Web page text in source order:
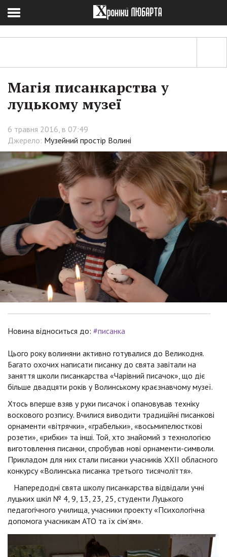
Магія писанкарства у
луцькому музеї
6 травня 2016, в 07:49
Джерело: Музейний простір Волині
Новина відноситься до: #писанка
Цього року волиняни активно готувалися до Великодня.
Багато охочих написати писанку до свята завітали на
заняття школи писанкарства «Чарівний писачок», що діє
більше двадцяти років у Волинському краєзнавчому музеї.
Хтось вперше взяв у руки писачок і опановував техніку
воскового розпису. Вчилися виводити традиційні писанкові
орнаменти «вітрячки», «грабельки», «восьмипелюсткові
розети», «рибки» та інші. Той, хто знайомий з технологією
виготовлення писанки, спробував нові орнаменти-символи.
Прикладом для них стали писанки учасників ХХІІ обласного
конкурсу «Волинська писанка третього тисячоліття».
Напередодні свята школу писанкарства відвідали учні
луцьких шкіл № 4, 9, 13, 23, 25, студенти Луцького
педагогічного училища, учасники проекту «Психологічна
допомога учасникам АТО та їх сім’ям».